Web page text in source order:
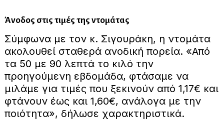
Άνοδος στις τιμές της ντομάτας
Σύμφωνα με τον κ. Σιγουράκη, η ντομάτα
ακολουθεί σταθερά ανοδική πορεία. «Από
τα 50 με 90 λεπτά το κιλό την
προηγούμενη εβδομάδα, φτάσαμε να
μιλάμε για τιμές που ξεκινούν από 1,17€ και
φτάνουν έως και 1,60€, ανάλογα με την
ποιότητα», δήλωσε χαρακτηριστικά.